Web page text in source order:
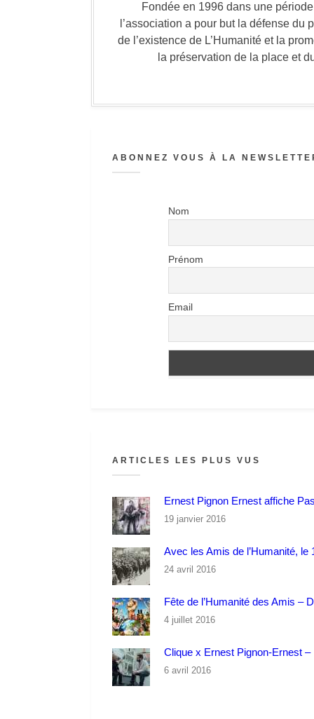
Fondée en 1996 dans une
l’association a pour but la défense
de l’existence de L’Humanité et la
la préservation de la place et
ABONNEZ VOUS À LA
Nom
Prénom
Email
ARTICLES LES PLUS VUS
Ernest Pignon Ernest affiche
19 janvier 2016
Avec les Amis de l’Humanité, le
24 avril 2016
Fête de l’Humanité des Amis –
4 juillet 2016
Clique x Ernest Pignon-Ernest
6 avril 2016